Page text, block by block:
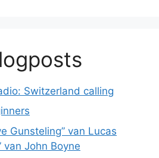
Switzerland calling
Gunsteling” van Lucas
van John Boyne